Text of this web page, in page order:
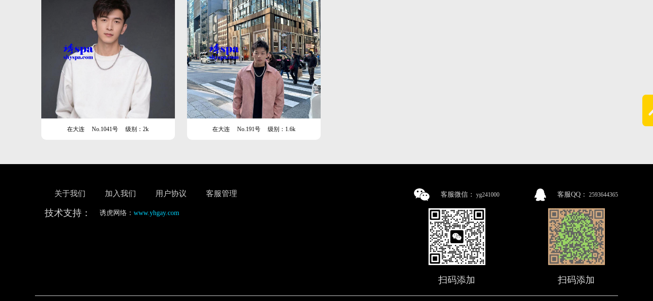
在大连 No.1041号 级别：2k 在大连 No.191号 级别：1.6k
关于我们 加入我们 用户协议 客服管理
技术支持： 诱虎网络： www.yhgay.com
客服微信： yg241000
扫码添加
客服QQ： 2593644365
扫码添加